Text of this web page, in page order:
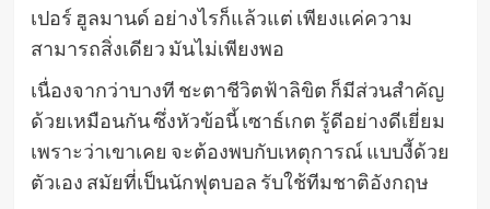
เปอร์ ฮูลมานด์ อย่างไรก็แล้วแต่ เพียงแค่ความ
สามารถสิ่งเดียว มันไม่เพียงพอ
เนื่องจากว่าบางที ชะตาชีวิตฟ้าลิขิต ก็มีส่วนสำคัญ
ด้วยเหมือนกัน ซึ่งหัวข้อนี้ เซาธ์เกต รู้ดีอย่างดีเยี่ยม
เพราะว่าเขาเคย จะต้องพบกับเหตุการณ์ แบบงี้ด้วย
ตัวเอง สมัยที่เป็นนักฟุตบอล รับใช้ทีมชาติอังกฤษ